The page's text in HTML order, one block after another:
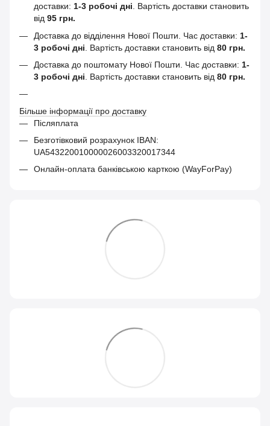
доставки: 1-3 робочі дні . Вартість доставки становить
від 95 грн.
Доставка до відділення Нової Пошти. Час доставки: 1-
3 робочі дні . Вартість доставки становить від 80 грн.
Доставка до поштомату Нової Пошти. Час доставки: 1-
3 робочі дні . Вартість доставки становить від 80 грн.
Більше інформації про доставку
Післяплата
Безготівковий розрахунок IBAN:
UA543220010000026003320017344
Онлайн-оплата банківською карткою (WayForPay)